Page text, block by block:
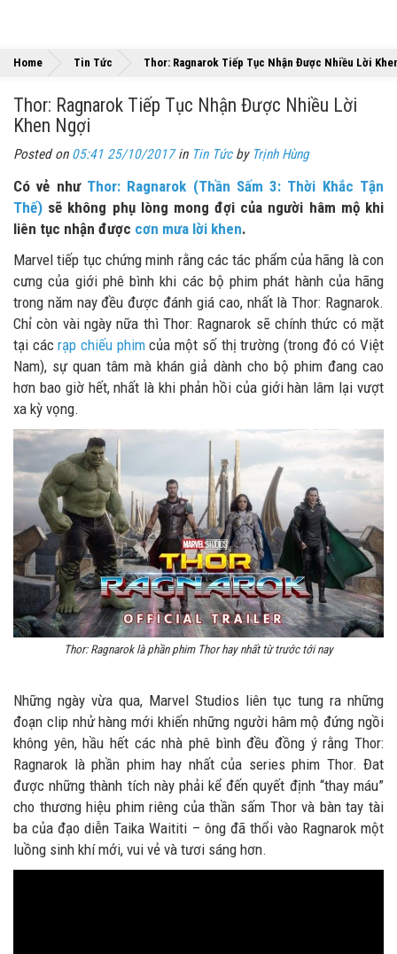
Home Tin Tức Thor: Ragnarok Tiếp Tục Nhận Được Nhiều Lời
Thor: Ragnarok Tiếp Tục Nhận Được Nhiều Lời
Khen Ngợi
Posted on 05:41 25/10/2017in Tin Tứcby Trịnh Hùng
Có vẻ như Thor: Ragnarok (Thần Sấm 3: Thời Khắc Tận
Thế) sẽ không phụ lòng mong đợi của người hâm mộ khi
liên tục nhận được cơn mưa lời khen.
Marvel tiếp tục chứng minh rằng các tác phẩm của hãng là con
cưng của giới phê bình khi các bộ phim phát hành của hãng
trong năm nay đều được đánh giá cao, nhất là Thor: Ragnarok.
Chỉ còn vài ngày nữa thì Thor: Ragnarok sẽ chính thức có mặt
tại cácrạp chiếu phimcủa một số thị trường (trong đó có Việt
Nam), sự quan tâm mà khán giả dành cho bộ phim đang cao
hơn bao giờ hết, nhất là khi phản hồi của giới hàn lâm lại vượt
xa kỳ vọng.
Thor: Ragnarok là phần phim Thor hay nhất từ trước tới nay
Những ngày vừa qua, Marvel Studios liên tục tung ra những
đoạn clip nhử hàng mới khiến những người hâm mộ đứng ngồi
không yên, hầu hết các nhà phê bình đều đồng ý rằng Thor:
Ragnarok là phần phim hay nhất của series phim Thor. Đat
được những thành tích này phải kể đến quyết định “thay máu”
cho thương hiệu phim riêng của thần sấm Thor và bàn tay tài
ba của đạo diễn Taika Waititi – ông đã thổi vào Ragnarok một
luồng sinh khí mới, vui vẻ và tươi sáng hơn.